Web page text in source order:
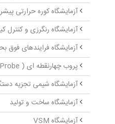
آزمایشگاه کوره حرارتی
آزمایشگاه رنگرزی و
آزمایشگاه فرایندهای فوق
پروب چهارنقطه ‏ای ( four Points Probe)
آزمایشگاه شیمی تجزیه
آزمایشگاه ساخت و تولید
آزمایشگاه VSM